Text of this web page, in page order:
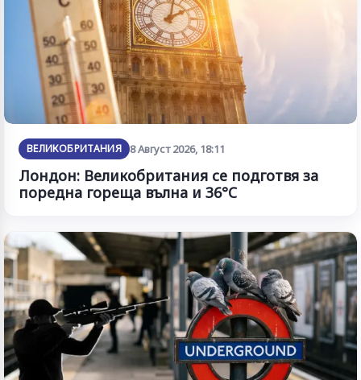
ВЕЛИКОБРИТАНИЯ 8 Август 2026, 18:11
Лондон: Великобритания се подготвя за
поредна гореща вълна и 36°C